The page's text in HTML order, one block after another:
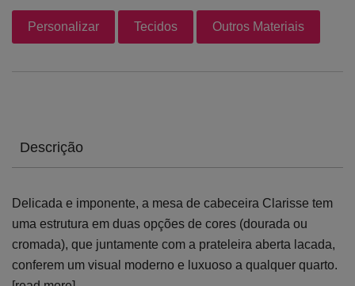
Personalizar Tecidos Outros Materiais
Descrição
Delicada e imponente, a mesa de cabeceira Clarisse tem
uma estrutura em duas opções de cores (dourada ou
cromada), que juntamente com a prateleira aberta lacada,
conferem um visual moderno e luxuoso a qualquer quarto.